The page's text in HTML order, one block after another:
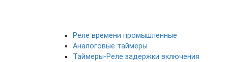
Реле времени промышленные
Аналоговые таймеры
Таймеры-Реле задержки включения